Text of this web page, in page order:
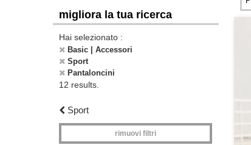
migliora la tua ricerca
Hai selezionato :
Basic | Accessori
Sport
Pantaloncini
12 results.
Sport
rimuovi filtri